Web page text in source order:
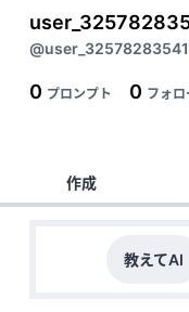
0 プロンプト 0 フォロ
作成
教えてAI